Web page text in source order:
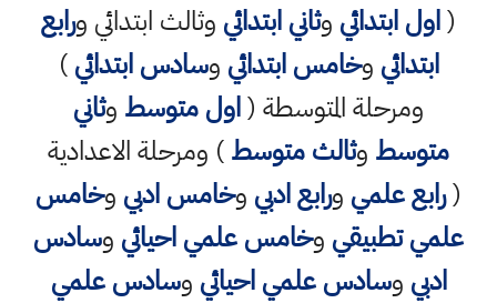
(اول ابتدائي وثاني ابتدائي وثالث ابتدائي ورابع
ابتدائي وخامس ابتدائي وسادس ابتدائي)
ومرحلة المتوسطة (اول متوسط وثاني
متوسط وثالث متوسط) ومرحلة الاعدادية
(رابع علمي ورابع ادبي وخامس ادبي وخامس
علمي تطبيقي وخامس علمي احيائي وسادس
ادبي وسادس علمي احيائي وسادس علمي